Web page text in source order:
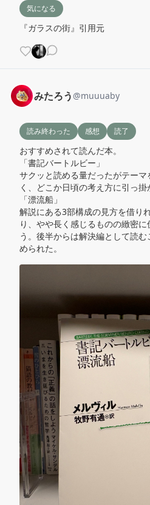
気になる
『ガラスの街』引用元
みたろう @muuuaby
読み終わった 感想 読了
おすすめされて読んだ本。
「書記バートルビー」
サクッと読める量だったがテー
く、どこか日頃の考え方に引っ掛
「漂流船」
解説にある3部構成の見方を借り
り、やや長く感じるものの緻密
う。後半からは解決編として読
められた。